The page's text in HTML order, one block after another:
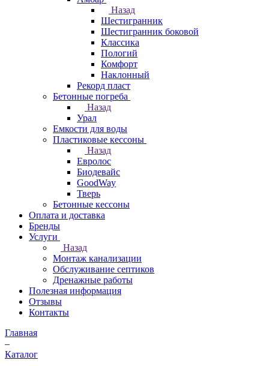
Назад
Шестигранник
Шестигранник боковой
Классика
Пологий
Комфорт
Наклонный
Рекорд пласт
Бетонные погреба
Назад
Урал
Емкости для воды
Пластиковые кессоны
Назад
Евролос
Биодевайс
GoodWay
Тверь
Бетонные кессоны
Оплата и доставка
Бренды
Услуги
Назад
Монтаж канализации
Обслуживание септиков
Дренажные работы
Полезная информация
Отзывы
Контакты
Главная
–
Каталог